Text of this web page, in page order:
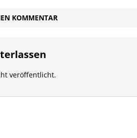
KOMMENTAR
veröffentlicht.